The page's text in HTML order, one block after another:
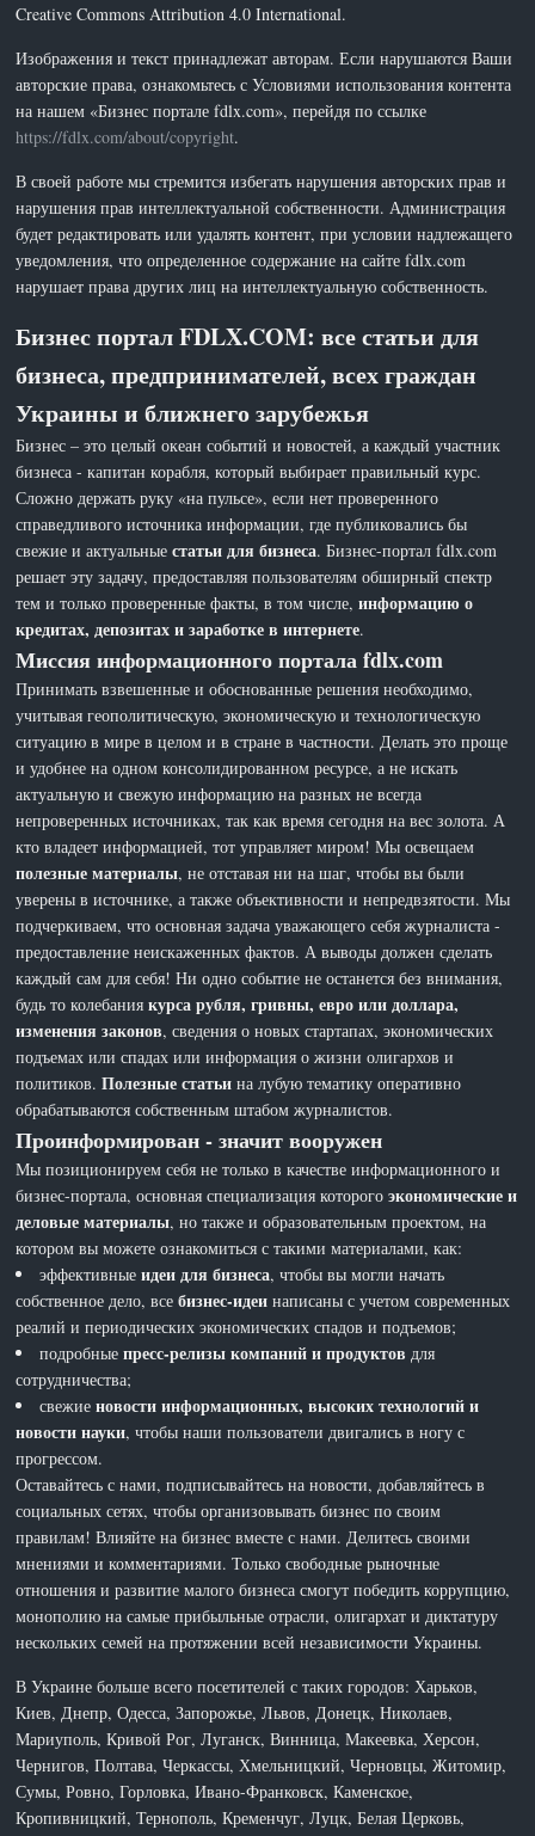
Creative Commons Attribution 4.0 International.
Изображения и текст принадлежат авторам. Если нарушаются Ваши
авторские права, ознакомьтесь с Условиями использования контента
на нашем «Бизнес портале fdlx.com», перейдя по ссылке
https://fdlx.com/about/copyright.
В своей работе мы стремится избегать нарушения авторских прав и
нарушения прав интеллектуальной собственности. Администрация
будет редактировать или удалять контент, при условии надлежащего
уведомления, что определенное содержание на сайте fdlx.com
нарушает права других лиц на интеллектуальную собственность.
Бизнес портал FDLX.COM: все статьи для
бизнеса, предпринимателей, всех граждан
Украины и ближнего зарубежья
Бизнес – это целый океан событий и новостей, а каждый участник
бизнеса - капитан корабля, который выбирает правильный курс.
Сложно держать руку «на пульсе», если нет проверенного
справедливого источника информации, где публиковались бы
свежие и актуальныестатьи для бизнеса. Бизнес-портал fdlx.com
решает эту задачу, предоставляя пользователям обширный спектр
тем и только проверенные факты, в том числе,информацию о
кредитах, депозитах и заработке в интернете.
Миссия информационного портала fdlx.com
Принимать взвешенные и обоснованные решения необходимо,
учитывая геополитическую, экономическую и технологическую
ситуацию в мире в целом и в стране в частности. Делать это проще
и удобнее на одном консолидированном ресурсе, а не искать
актуальную и свежую информацию на разных не всегда
непроверенных источниках, так как время сегодня на вес золота. А
кто владеет информацией, тот управляет миром! Мы освещаем
полезные материалы, не отставая ни на шаг, чтобы вы были
уверены в источнике, а также объективности и непредвзятости. Мы
подчеркиваем, что основная задача уважающего себя журналиста -
предоставление неискаженных фактов. А выводы должен сделать
каждый сам для себя! Ни одно событие не останется без внимания,
будь то колебаниякурса рубля, гривны, евро или доллара,
изменения законов, сведения о новых стартапах, экономических
подъемах или спадах или информация о жизни олигархов и
политиков.Полезные статьи на лубую тематику оперативно
обрабатываются собственным штабом журналистов.
Проинформирован - значит вооружен
Мы позиционируем себя не только в качестве информационного и
бизнес-портала, основная специализация которогоэкономические и
деловые материалы, но также и образовательным проектом, на
котором вы можете ознакомиться с такими материалами, как:
эффективныеидеи для бизнеса, чтобы вы могли начать
собственное дело, всебизнес-идеи написаны с учетом современных
реалий и периодических экономических спадов и подъемов;
подробныепресс-релизы компаний и продуктов для
сотрудничества;
свежиеновости информационных, высоких технологий и
новости науки, чтобы наши пользователи двигались в ногу с
прогрессом.
Оставайтесь с нами, подписывайтесь на новости, добавляйтесь в
социальных сетях, чтобы организовывать бизнес по своим
правилам! Влияйте на бизнес вместе с нами. Делитесь своими
мнениями и комментариями. Только свободные рыночные
отношения и развитие малого бизнеса смогут победить коррупцию,
монополию на самые прибыльные отрасли, олигархат и диктатуру
нескольких семей на протяжении всей независимости Украины.
В Украине больше всего посетителей с таких городов: Харьков,
Киев, Днепр, Одесса, Запорожье, Львов, Донецк, Николаев,
Мариуполь, Кривой Рог, Луганск, Винница, Макеевка, Херсон,
Чернигов, Полтава, Черкассы, Хмельницкий, Черновцы, Житомир,
Сумы, Ровно, Горловка, Ивано-Франковск, Каменское,
Кропивницкий, Тернополь, Кременчуг, Луцк, Белая Церковь,